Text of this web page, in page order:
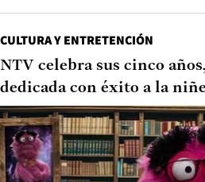
CULTURA Y ENTRETENCIÓN
NTV celebra sus cinco
dedicada con éxito a la